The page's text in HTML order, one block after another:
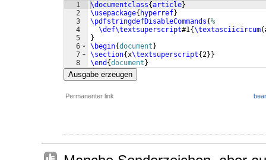
1
2
3
4
5
6
7
8
\documentclass{article}
\usepackage{ hyperref}
\pdfstringdefDisableCommands{%
\def\textsuperscript#1{\textasciicircum(
}
\begin{document }
\section{x\textsuperscript{2}}
\end {document }
Ausgabe erzeugen
Permanenter link